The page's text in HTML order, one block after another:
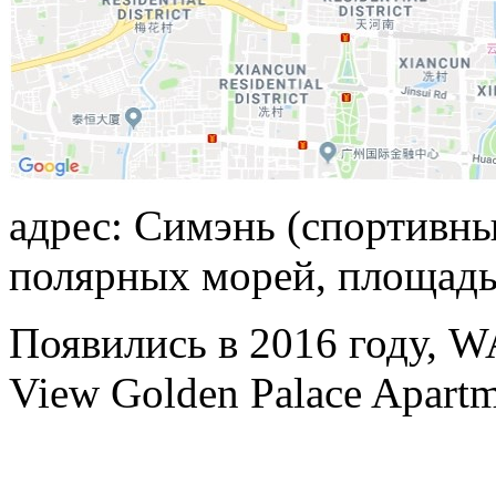
адрес: Симэнь
полярных морей,
Появились в 2016 году,
View Golden Palace